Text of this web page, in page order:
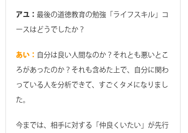
アユ：最後の道徳教育の勉強「ライフスキル」コ
ースはどうでしたか？
あい： 自分は良い人間なのか？それとも悪いとこ
ろがあったのか？それも含めた上で、自分に関わ
っている人を分析できて、すごくタメになりまし
た。
今までは、相手に対する「仲良くいたい」が先行